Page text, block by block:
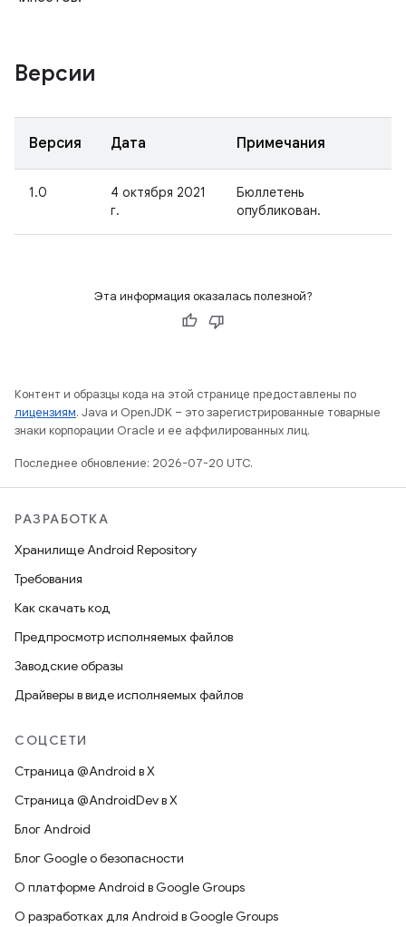
Версии
Версия Дата Примечания
1.0
4 октября 2021
г.
Бюллетень
опубликован.
Эта информация оказалась полезной?
Контент и образцы кода на этой странице предоставлены по
лицензиям. Java и OpenJDK – это зарегистрированные товарные
знаки корпорации Oracle и ее аффилированных лиц.
Последнее обновление: 2026-07-20 UTC.
РАЗРАБОТКА
Хранилище Android Repository
Требования
Как скачать код
Предпросмотр исполняемых файлов
Заводские образы
Драйверы в виде исполняемых файлов
СОЦСЕТИ
Страница @Android в X
Страница @AndroidDev в X
Блог Android
Блог Google о безопасности
О платформе Android в Google Groups
О разработках для Android в Google Groups